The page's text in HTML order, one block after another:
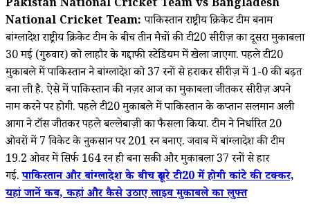
Pakistan National Cricket Team vs Bangladesh
National Cricket Team:पाकिस्तान राष्ट्रीय क्रिकेट टीम बनाम
बांग्लादेश राष्ट्रीय क्रिकेट टीम के बीच तीन मैचों की टी20 सीरीज़ का दूसरा मुकाबला
30 मई (गुरुवार) को लाहौर के गद्दाफी स्टेडियम में खेला जाएगा. पहले टी20
मुकाबले में पाकिस्तान ने बांग्लादेश को 37 रनों से हराकर सीरीज़ में 1-0 की बढ़त
बना ली है. ऐसे में पाकिस्तान की नज़र आज का मुकाबला जीतकर सीरीज़ अपने
नाम करने पर होगी. पहले टी20 मुकाबले में पाकिस्तान के कप्तान सलमान अली
आगा ने टॉस जीतकर पहले बल्लेबाज़ी का फैसला किया. टीम ने निर्धारित 20
ओवरों में 7 विकेट के नुकसान पर 201 रन बनाए. जवाब में बांग्लादेश की टीम
19.2 ओवर में सिर्फ 164 रन ही बना सकी और मुकाबला 37 रनों से हार
गई.पाकिस्तान और बांग्लादेश के बीच दूसरे टी20 में होगी कांटे की टक्कर,
यहां जानें कब, कहां और कैसे उठाए लाइव मुकाबले का लुफ्त